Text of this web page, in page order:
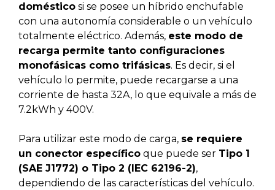
doméstico si se posee un híbrido enchufable
con una autonomía considerable o un vehículo
totalmente eléctrico. Además, este modo de
recarga permite tanto configuraciones
monofásicas como trifásicas. Es decir, si el
vehículo lo permite, puede recargarse a una
corriente de hasta 32A, lo que equivale a más de
7.2kWh y 400V.
Para utilizar este modo de carga, se requiere
un conector específico que puede ser Tipo 1
(SAE J1772) o Tipo 2 (IEC 62196-2),
dependiendo de las características del vehículo.